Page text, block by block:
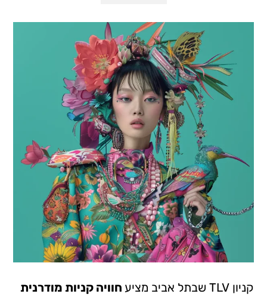
קניון TLV שבתל אביב מציע
חוויה קניות מודרנית